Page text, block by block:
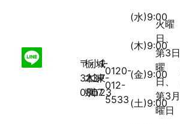
〒
323-
0807
栃
木
県
小
山
市
城
東
1-
7-
23
0120-
012-
5533
(水)9:00
(木)9:00
(金)9:00
(土)9:00
火曜
日、
第3日
曜
日、
第3月
曜日